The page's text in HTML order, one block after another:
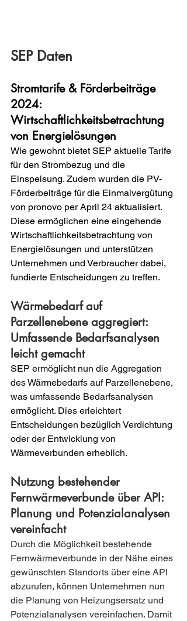
SEP Daten
Stromtarife & Förderbeiträge
2024:
Wirtschaftlichkeitsbetrachtung
von Energielösungen
Wie gewohnt bietet SEP aktuelle Tarife
für den Strombezug und die
Einspeisung. Zudem wurden die PV-
Förderbeiträge für die Einmalvergütung
von pronovo per April 24 aktualisiert.
Diese ermöglichen eine eingehende
Wirtschaftlichkeitsbetrachtung von
Energielösungen und unterstützen
Unternehmen und Verbraucher dabei,
fundierte Entscheidungen zu treffen.
Wärmebedarf auf
Parzellenebene aggregiert:
Umfassende Bedarfsanalysen
leicht gemacht
SEP ermöglicht nun die Aggregation
des Wärmebedarfs auf Parzellenebene,
was umfassende Bedarfsanalysen
ermöglicht. Dies erleichtert
Entscheidungen bezüglich Verdichtung
oder der Entwicklung von
Wärmeverbunden erheblich.
Nutzung bestehender
Fernwärmeverbunde über API:
Planung und Potenzialanalysen
vereinfacht
Durch die Möglichkeit bestehende
Fernwärmeverbunde in der Nähe eines
gewünschten Standorts über eine API
abzurufen, können Unternehmen nun
die Planung von Heizungsersatz und
Potenzialanalysen vereinfachen. Damit